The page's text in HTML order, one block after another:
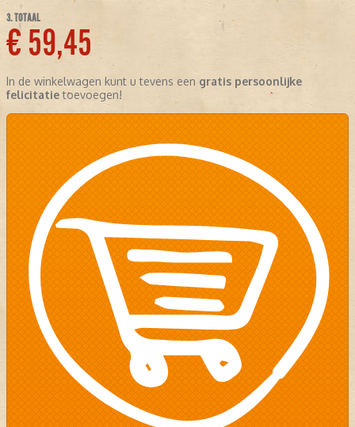
3. TOTAAL
€ 59,45
In de winkelwagen kunt u tevens een gratis persoonlijke
felicitatietoevoegen!